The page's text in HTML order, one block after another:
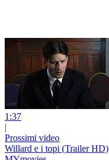
1:37
|
Prossimi video
Willard e i topi (Trailer HD)